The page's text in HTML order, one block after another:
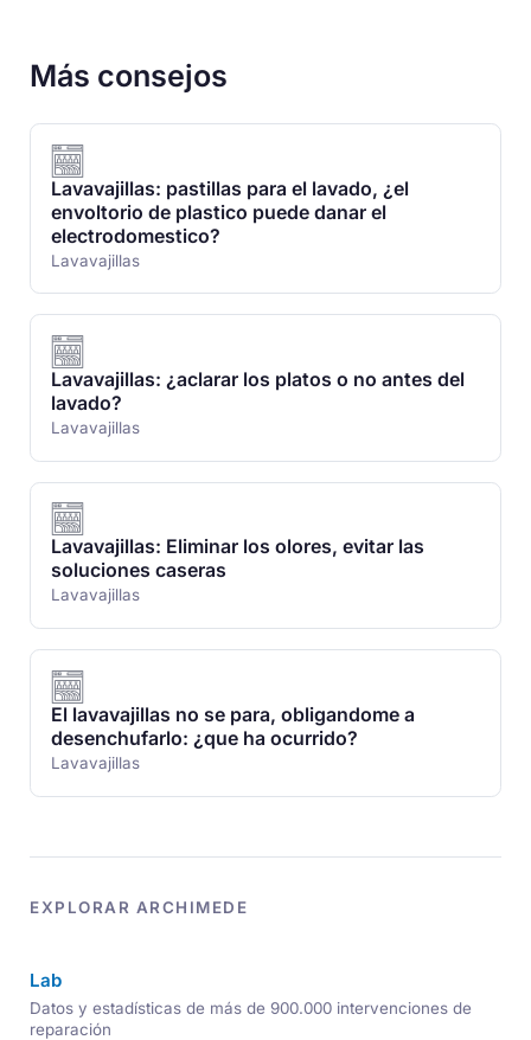
Más consejos
Lavavajillas: pastillas para el lavado, ¿el
envoltorio de plastico puede danar el
electrodomestico?
Lavavajillas
Lavavajillas: ¿aclarar los platos o no antes del
lavado?
Lavavajillas
Lavavajillas: Eliminar los olores, evitar las
soluciones caseras
Lavavajillas
El lavavajillas no se para, obligandome a
desenchufarlo: ¿que ha ocurrido?
Lavavajillas
EXPLORAR ARCHIMEDE
Lab
Datos y estadísticas de más de 900.000 intervenciones de
reparación